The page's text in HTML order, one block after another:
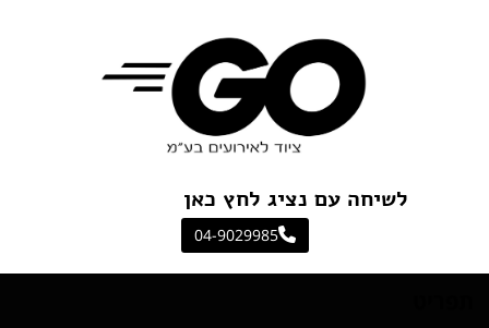
לשיחה עם נציג לחץ כאן
04-9029985